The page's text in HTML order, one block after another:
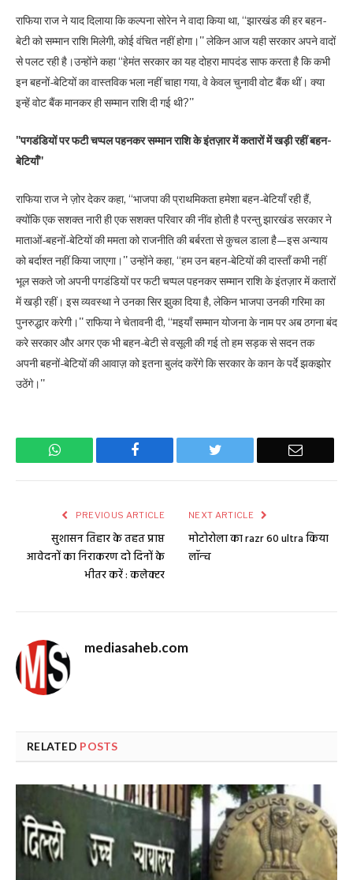
राफिया राज ने याद दिलाया कि कल्पना सोरेन ने वादा किया था, ‘‘झारखंड की हर बहन-
बेटी को सम्मान राशि मिलेगी, कोई वंचित नहीं होगा।'' लेकिन आज यही सरकार अपने वादों
से पलट रही है।उन्होंने कहा ‘‘हेमंत सरकार का यह दोहरा मापदंड साफ करता है कि कभी
इन बहनों-बेटियों का वास्तविक भला नहीं चाहा गया, वे केवल चुनावी वोट बैंक थीं। क्या
इन्हें वोट बैंक मानकर ही सम्मान राशि दी गई थी?''
"पगडंडियों पर फटी चप्पल पहनकर सम्मान राशि के इंतज़ार में कतारों में खड़ी रहीं बहन-
बेटियाँ"
राफिया राज ने ज़ोर देकर कहा, ‘‘भाजपा की प्राथमिकता हमेशा बहन-बेटियाँ रही हैं,
क्योंकि एक सशक्त नारी ही एक सशक्त परिवार की नींव होती है परन्तु झारखंड सरकार ने
माताओं-बहनों-बेटियों की ममता को राजनीति की बर्बरता से कुचल डाला है—इस अन्याय
को बर्दाश्त नहीं किया जाएगा।'' उन्होंने कहा, ‘‘हम उन बहन-बेटियों की दास्ताँ कभी नहीं
भूल सकते जो अपनी पगडंडियों पर फटी चप्पल पहनकर सम्मान राशि के इंतज़ार में कतारों
में खड़ी रहीं। इस व्यवस्था ने उनका सिर झुका दिया है, लेकिन भाजपा उनकी गरिमा का
पुनरुद्धार करेगी।'' राफिया ने चेतावनी दी, ‘‘मइयाँ सम्मान योजना के नाम पर अब ठगना बंद
करे सरकार और अगर एक भी बहन-बेटी से वसूली की गई तो हम सड़क से सदन तक
अपनी बहनों-बेटियों की आवाज़ को इतना बुलंद करेंगे कि सरकार के कान के पर्दे झकझोर
उठेंगे।''
WhatsApp Facebook Twitter Email
PREVIOUS ARTICLE
सुशासन तिहार के तहत प्राप्त
आवेदनों का निराकरण दो दिनों के
भीतर करें : कलेक्टर
NEXT ARTICLE
मोटोरोला का razr 60 ultra किया
लॉन्‍च
mediasaheb.com
RELATED POSTS